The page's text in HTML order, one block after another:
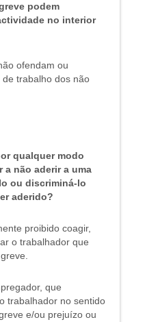
podem
no interior
ofendam ou
trabalho dos não
qualquer modo
não aderir a uma
ou discriminá-lo
aderido?
proibido coagir,
o trabalhador que
que
trabalhador no sentido
e/ou prejuízo ou